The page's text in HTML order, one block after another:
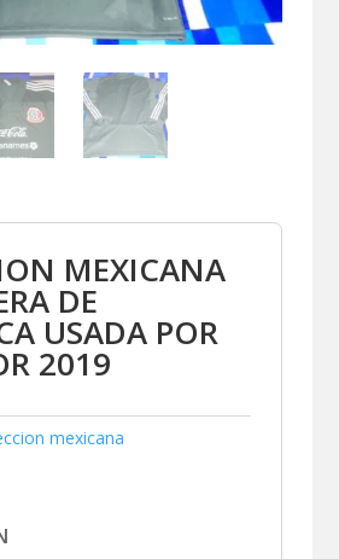
MEXICANA
DE
USADA POR
2019
mexicana